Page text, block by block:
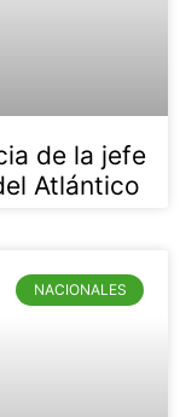
de la jefe
Atlántico
NACIONALES